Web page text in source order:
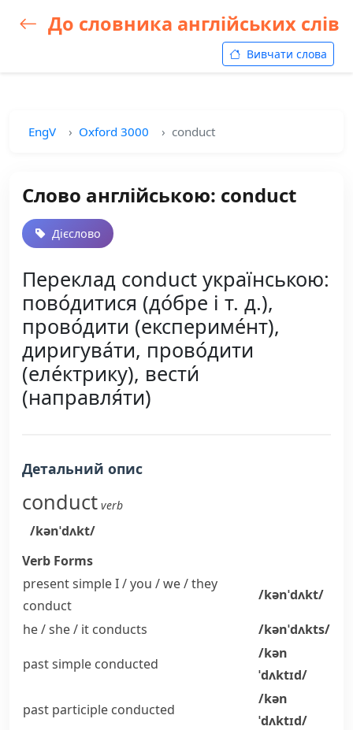
До словника англійських слів
Вивчати слова
EngV Oxford 3000 conduct
Слово англійською: conduct
Дієслово
Переклад conduct українською:
пово́дитися (до́бре і т. д.),
прово́дити (експериме́нт),
диригува́ти, прово́дити
(еле́ктрику), вести́
(направля́ти)
Детальний опис
conduct verb
/kənˈdʌkt/
Verb Forms
present simple I / you / we / they
conduct
/kənˈdʌkt/
he / she / it conducts
/kənˈdʌkts/
past simple conducted
/kən
ˈdʌktɪd/
past participle conducted
/kən
ˈdʌktɪd/